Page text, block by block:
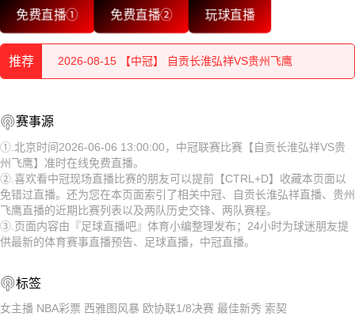
免费直播① 免费直播② 玩球直播
推荐
2026-08-15 【中冠】 自贡长淮弘祥VS贵州飞鹰
2026-08-15 【中冠】 自贡长淮弘祥VS贵州飞鹰
2026-08-15 【中冠】 自贡长淮弘祥VS贵州飞鹰
2026-08-15 【中冠】 自贡长淮弘祥VS贵州飞鹰
2026-08-15 【中冠】 自贡长淮弘祥VS贵州飞鹰
2026-08-15 【中冠】 自贡长淮弘祥VS贵州飞鹰
2026-08-15 【中冠】 自贡长淮弘祥VS贵州飞鹰
2026-08-15 【中冠】 自贡长淮弘祥VS贵州飞鹰
赛事源
①.北京时间2026-06-06 13:00:00，中冠联赛比赛【自贡长淮弘祥VS贵
州飞鹰】准时在线免费直播。
②.喜欢看中冠现场直播比赛的朋友可以提前【CTRL+D】收藏本页面以
免错过直播。还为您在本页面索引了相关中冠、自贡长淮弘祥直播、贵州
飞鹰直播的近期比赛列表以及两队历史交锋、两队赛程。
③.页面内容由『足球直播吧』体育小编整理发布；24小时为球迷朋友提
供最新的体育赛事直播预告、足球直播，中冠直播。
标签
女主播 NBA彩票 西雅图风暴 欧协联1/8决赛 最佳新秀 索契